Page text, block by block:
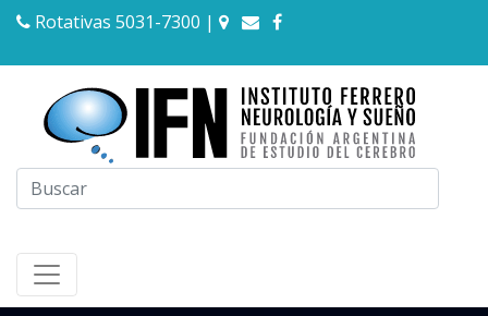
Rotativas 5031-7300 |